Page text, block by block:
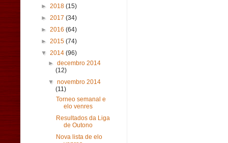
► 2018 (15)
► 2017 (34)
► 2016 (64)
► 2015 (74)
▼ 2014 (96)
►decembro 2014
(12)
▼novembro 2014
(11)
Torneo semanal e
elo venres
Resultados da Liga
de Outono
Nova lista de elo